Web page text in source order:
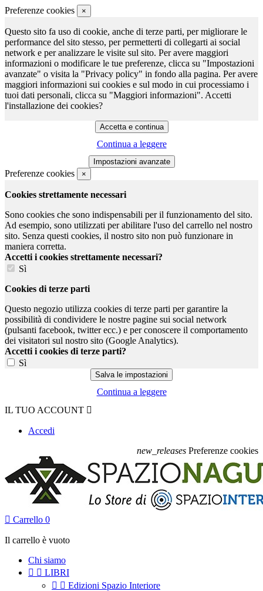
Preferenze cookies ×
Questo sito fa uso di cookie, anche di terze parti, per migliorare le
performance del sito stesso, per permetterti di collegarti ai social
network e per analizzare le visite sul sito. Per avere maggiori
informazioni o modificare le tue preferenze, clicca su "Impostazioni
avanzate" o visita la "Privacy policy" in fondo alla pagina. Per avere
maggiori informazioni sui cookies e sul modo in cui processiamo i
tuoi dati personali, clicca su "Maggiori informazioni". Accetti
l'installazione dei cookies?
Continua a leggere
Preferenze cookies ×
Cookies strettamente necessari
Sono cookies che sono indispensabili per il funzionamento del sito.
Ad esempio, sono utilizzati per abilitare l'uso del carrello nel nostro
sito. Senza questi cookies, il nostro sito non può funzionare in
maniera corretta.
Accetti i cookies strettamente necessari?
Sì
Cookies di terze parti
Questo negozio utilizza cookies di terze parti per garantire la
possibilità di condividere le nostre pagine sui social network
(pulsanti facebook, twitter ecc.) e per conoscere il comportamento
dei visitatori sul nostro sito (Google Analytics).
Accetti i cookies di terze parti?
Sì
Continua a leggere
IL TUO ACCOUNT 
Accedi
new_releases Preferenze cookies
 Carrello 0
Il carrello è vuoto
Chi siamo
  LIBRI
  Edizioni Spazio Interiore